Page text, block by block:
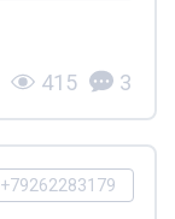
415 3
+79262283179